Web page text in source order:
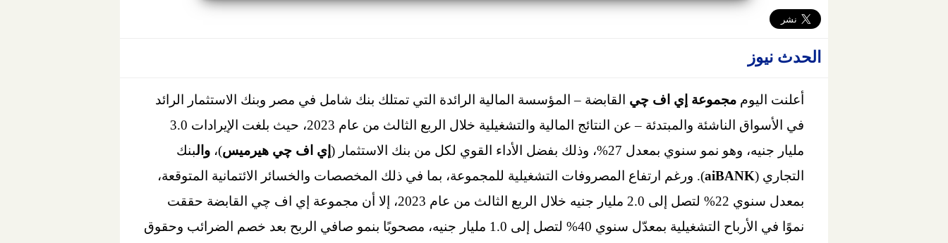
الحدث نيوز
أعلنت اليوم مجموعة إي اف چي القابضة – المؤسسة المالية الرائدة التي تمتلك بنك شامل في مصر وبنك الاستثمار الرائد
في الأسواق الناشئة والمبتدئة – عن النتائج المالية والتشغيلية خلال الربع الثالث من عام 2023، حيث بلغت الإيرادات 3.0
مليار جنيه، وهو نمو سنوي بمعدل 27%، وذلك بفضل الأداء القوي لكل من بنك الاستثمار (
إي اف چي هيرميس)، والبنك
التجاري (aiBANK). ورغم ارتفاع المصروفات التشغيلية للمجموعة، بما في ذلك المخصصات والخسائر الائتمانية المتوقعة،
بمعدل سنوي 22% لتصل إلى 2.0 مليار جنيه خلال الربع الثالث من عام 2023، إلا أن مجموعة إي اف چي القابضة حققت
نموًا في الأرباح التشغيلية بمعدّل سنوي 40% لتصل إلى 1.0 مليار جنيه، مصحوبًا بنمو صافي الربح بعد خصم الضرائب وحقوق